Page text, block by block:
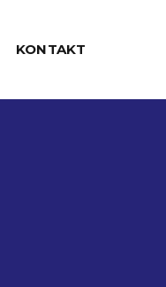
KONTAKT